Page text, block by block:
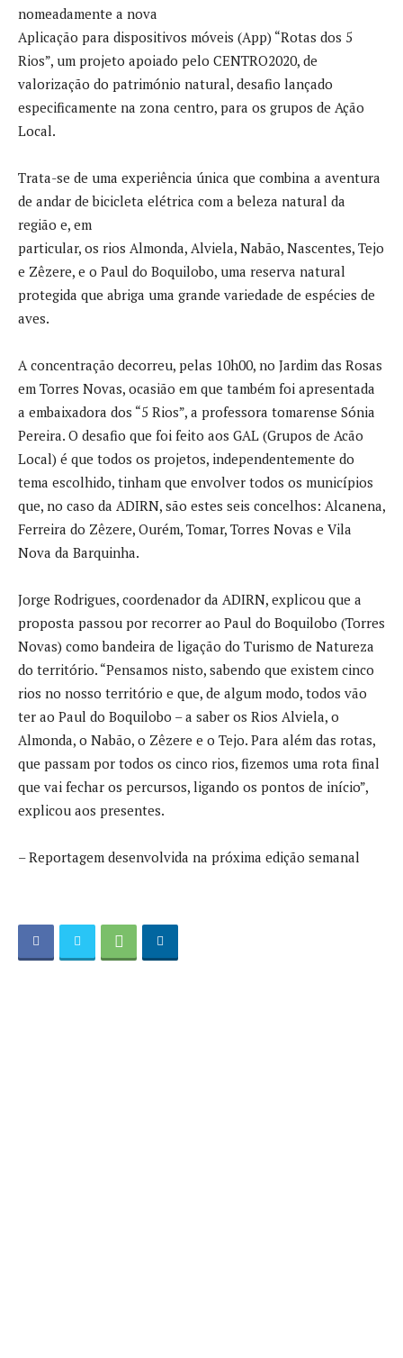
nomeadamente a nova
Aplicação para dispositivos móveis (App) “Rotas dos 5
Rios”, um projeto apoiado pelo CENTRO2020, de
valorização do património natural, desafio lançado
especificamente na zona centro, para os grupos de Ação
Local.
Trata-se de uma experiência única que combina a aventura
de andar de bicicleta elétrica com a beleza natural da
região e, em
particular, os rios Almonda, Alviela, Nabão, Nascentes, Tejo
e Zêzere, e o Paul do Boquilobo, uma reserva natural
protegida que abriga uma grande variedade de espécies de
aves.
A concentração decorreu, pelas 10h00, no Jardim das Rosas
em Torres Novas, ocasião em que também foi apresentada
a embaixadora dos “5 Rios”, a professora tomarense Sónia
Pereira. O desafio que foi feito aos GAL (Grupos de Acão
Local) é que todos os projetos, independentemente do
tema escolhido, tinham que envolver todos os municípios
que, no caso da ADIRN, são estes seis concelhos: Alcanena,
Ferreira do Zêzere, Ourém, Tomar, Torres Novas e Vila
Nova da Barquinha.
Jorge Rodrigues, coordenador da ADIRN, explicou que a
proposta passou por recorrer ao Paul do Boquilobo (Torres
Novas) como bandeira de ligação do Turismo de Natureza
do território. “Pensamos nisto, sabendo que existem cinco
rios no nosso território e que, de algum modo, todos vão
ter ao Paul do Boquilobo – a saber os Rios Alviela, o
Almonda, o Nabão, o Zêzere e o Tejo. Para além das rotas,
que passam por todos os cinco rios, fizemos uma rota final
que vai fechar os percursos, ligando os pontos de início”,
explicou aos presentes.
– Reportagem desenvolvida na próxima edição semanal